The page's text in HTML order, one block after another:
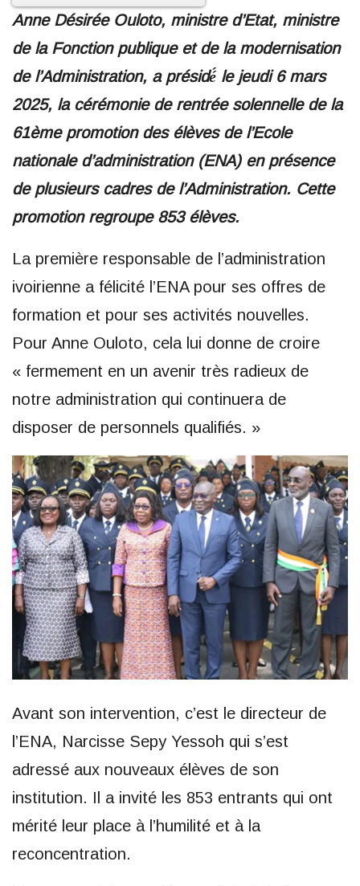
Anne Désirée Ouloto, ministre d’Etat, ministre
de la Fonction publique et de la modernisation
de l’Administration, a présidé́ le jeudi 6 mars
2025, la cérémonie de rentrée solennelle de la
61ème promotion des élèves de l’Ecole
nationale d’administration (ENA) en présence
de plusieurs cadres de l’Administration. Cette
promotion regroupe 853 élèves.
La première responsable de l’administration
ivoirienne a félicité l’ENA pour ses offres de
formation et pour ses activités nouvelles.
Pour Anne Ouloto, cela lui donne de croire
« fermement en un avenir très radieux de
notre administration qui continuera de
disposer de personnels qualifiés. »
Avant son intervention, c’est le directeur de
l’ENA, Narcisse Sepy Yessoh qui s’est
adressé aux nouveaux élèves de son
institution. Il a invité les 853 entrants qui ont
mérité leur place à l’humilité et à la
reconcentration.